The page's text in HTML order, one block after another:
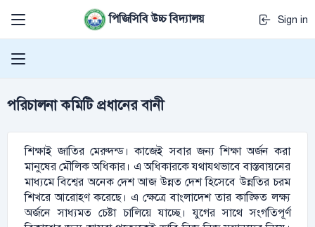
পিজিসিবি উচ্চ বিদ্যালয় Sign in
পরিচালনা কমিটি প্রধানের বানী
শিক্ষাই জাতির মেরুদন্ড। কাজেই সবার জন্য শিক্ষা অর্জন করা
মানুষের মৌলিক অধিকার। এ অধিকারকে যথাযথভাবে বাস্তবায়নের
মাধ্যমে বিশ্বের অনেক দেশ আজ উন্নত দেশ হিসেবে উন্নতির চরম
শিখরে আরোহণ করেছে। এ ক্ষেত্রে বাংলাদেশ তার কাঙ্ক্ষিত লক্ষ্য
অর্জনে সাধ্যমত চেষ্টা চালিয়ে যাচ্ছে। যুগের সাথে সংগতিপূর্ণ